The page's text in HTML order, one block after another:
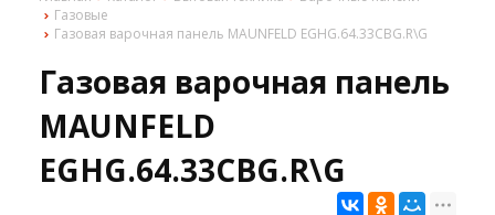
Газовые
Газовая варочная панель MAUNFELD EGHG.64.33CBG.R\G
Газовая варочная панель
MAUNFELD
EGHG.64.33CBG.R\G